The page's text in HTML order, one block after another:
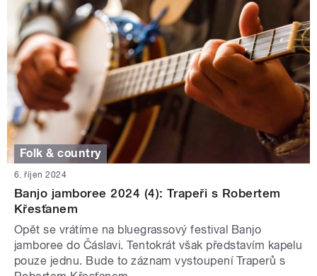
Folk & country
6. říjen 2024
Banjo jamboree 2024 (4): Trapeři s Robertem
Křesťanem
Opět se vrátíme na bluegrassový festival Banjo
jamboree do Čáslavi. Tentokrát však představím kapelu
pouze jednu. Bude to záznam vystoupení Traperů s